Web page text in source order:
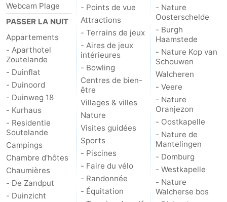
Nature
Zwin
Météo
Webcam Plage
PASSER LA NUIT
Appartements
- Aparthotel
Zoutelande
- Duinflat
- Duinoord
- Duinweg 18
- Kurhaus
- Residentie
Soutelande
Campings
Chambre d'hôtes
Chaumières
- De Zandput
- Duinzicht
- Points de vue
Attractions
- Terrains de jeux
- Aires de jeux
intérieures
- Bowling
Centres de bien-
être
Villages & villes
Nature
Visites guidées
Sports
- Piscines
- Faire du vélo
- Randonnée
- Équitation
- Nature
Oosterschelde
- Burgh
Haamstede
- Nature Kop van
Schouwen
Walcheren
- Veere
- Nature
Oranjezon
- Oostkapelle
- Nature de
Mantelingen
- Domburg
- Westkapelle
- Nature
Walcherse bos